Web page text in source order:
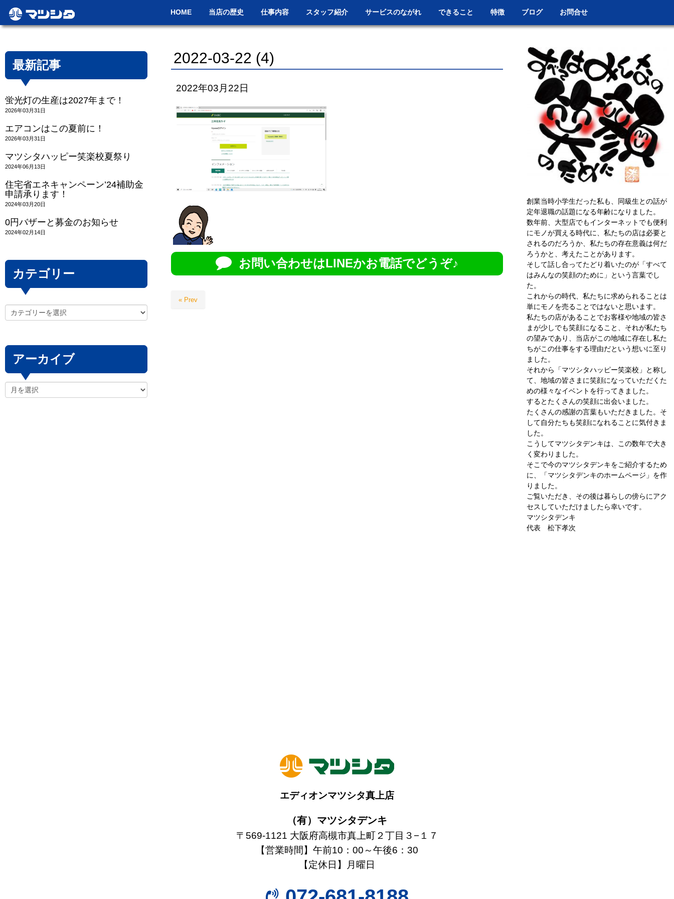
HOME 当店の歴史 仕事内容 スタッフ紹介 サービスのながれ できること 特徴 ブログ お問合せ
2022-03-22 (4)
2022年03月22日
お問い合わせはLINEかお電話でどうぞ♪
« Prev
最新記事
蛍光灯の生産は2027年まで！
2026年03月31日
エアコンはこの夏前に！
2026年03月31日
マツシタハッピー笑楽校夏祭り
2024年06月13日
住宅省エネキャンペーン’24補助金
申請承ります！
2024年03月20日
0円バザーと募金のお知らせ
2024年02月14日
カテゴリー
アーカイブ
創業当時小学生だった私も、同級生との話が
定年退職の話題になる年齢になりました。
数年前、大型店でもインターネットでも便利
にモノが買える時代に、私たちの店は必要と
されるのだろうか、私たちの存在意義は何だ
ろうかと、考えたことがあります。
そして話し合ってたどり着いたのが「すべて
はみんなの笑顔のために」という言葉でし
た。
これからの時代、私たちに求められることは
単にモノを売ることではないと思います。
私たちの店があることでお客様や地域の皆さ
まが少しでも笑顔になること、それが私たち
の望みであり、当店がこの地域に存在し私た
ちがこの仕事をする理由だという想いに至り
ました。
それから「マツシタハッピー笑楽校」と称し
て、地域の皆さまに笑顔になっていただくた
めの様々なイベントを行ってきました。
するとたくさんの笑顔に出会いました。
たくさんの感謝の言葉もいただきました。そ
して自分たちも笑顔になれることに気付きま
した。
こうしてマツシタデンキは、この数年で大き
く変わりました。
そこで今のマツシタデンキをご紹介するため
に、「マツシタデンキのホームページ」を作
りました。
ご覧いただき、その後は暮らしの傍らにアク
セスしていただけましたら幸いです。
マツシタデンキ
代表 松下孝次
エディオンマツシタ真上店
（有）マツシタデンキ
〒569-1121 大阪府高槻市真上町２丁目３−１７
【営業時間】午前10：00～午後6：30
【定休日】月曜日